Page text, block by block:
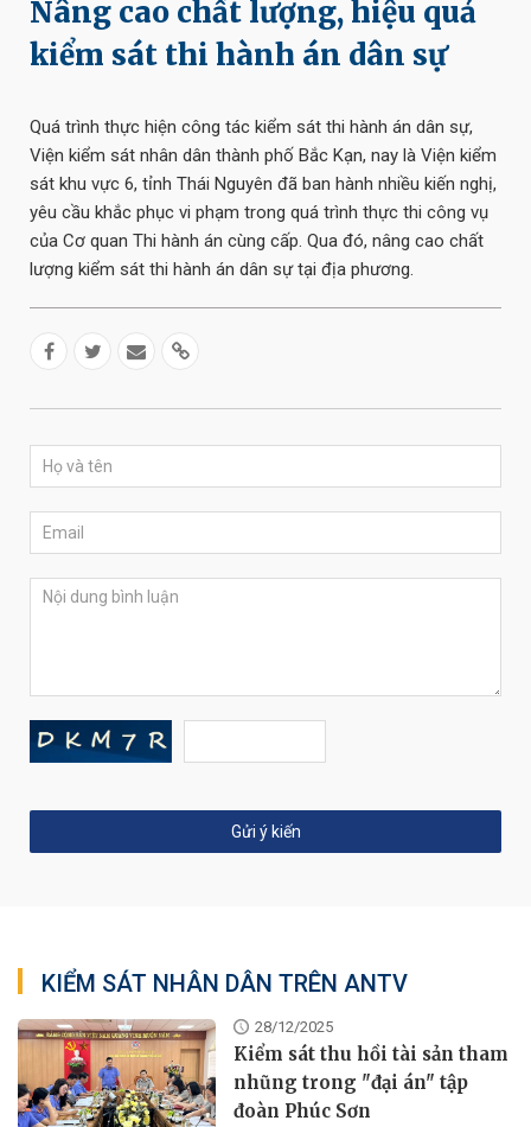
Nâng cao chất lượng, hiệu quả
kiểm sát thi hành án dân sự
Quá trình thực hiện công tác kiểm sát thi hành án dân sự,
Viện kiểm sát nhân dân thành phố Bắc Kạn, nay là Viện kiểm
sát khu vực 6, tỉnh Thái Nguyên đã ban hành nhiều kiến nghị,
yêu cầu khắc phục vi phạm trong quá trình thực thi công vụ
của Cơ quan Thi hành án cùng cấp. Qua đó, nâng cao chất
lượng kiểm sát thi hành án dân sự tại địa phương.
KIỂM SÁT NHÂN DÂN TRÊN ANTV
28/12/2025
Kiểm sát thu hồi tài sản tham
nhũng trong "đại án" tập
đoàn Phúc Sơn